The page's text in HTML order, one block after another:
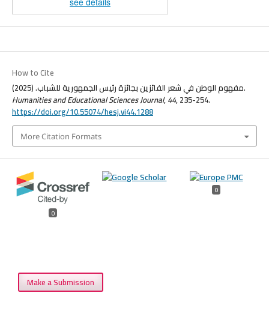
How to Cite
مفهوم الوطن في شعر الفائزين بجائزة رئيس الجمهورية للشباب. (2025).
Humanities and Educational Sciences Journal,44, 235-254.
https://doi.org/10.55074/hesj.vi44.1288
More Citation Formats
0
0
Make a Submission